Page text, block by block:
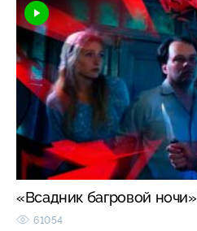
«Всадник багровой ночи»
61054